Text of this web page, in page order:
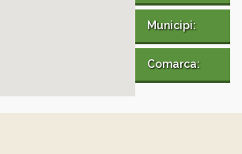
Municipi:
Comarca: